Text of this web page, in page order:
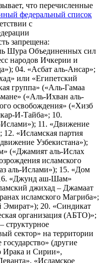
что перечисленные
федеральный список
с
запрещена:
Шура Объединенных сил
народов Ичкерии и
04. «Асбат аль-Ансар»;
или «Египетский
группа» («Аль-Гамаа
(«Аль-Ихван аль-
освобождения» («Хизб
И-Тайба»; 10.
11. «Движение
«Исламская партия
Узбекистана»);
(«Джамият аль-Ислах
исламского
аль-Ислами»); 15. «Дом
«Джунд аш-Шам»
джихад – Джамаат
исламского Магриба»;
Эмират»); 20. «Синдикат
организация (АБТО)»;
структурное
сектор» на территории
(другие
Ирака и Сирии»,
«Исламское